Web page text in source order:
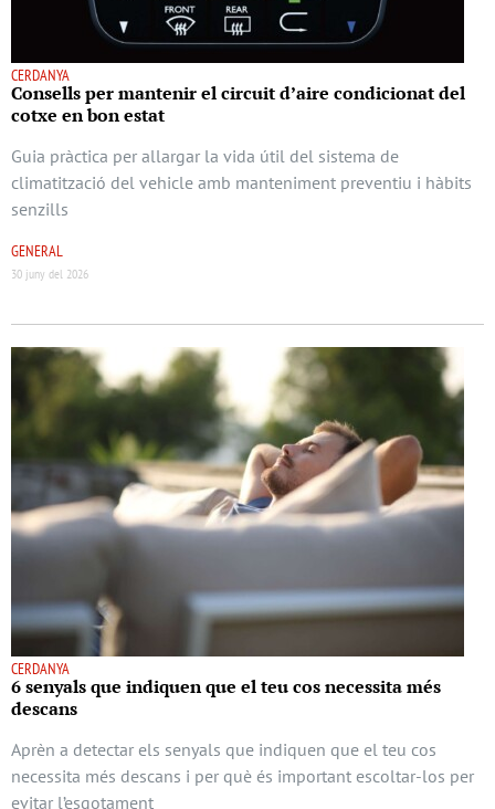
CERDANYA
Consells per mantenir el circuit d’aire condicionat del
cotxe en bon estat
Guia pràctica per allargar la vida útil del sistema de
climatització del vehicle amb manteniment preventiu i hàbits
senzills
GENERAL
30 juny del 2026
CERDANYA
6 senyals que indiquen que el teu cos necessita més
descans
Aprèn a detectar els senyals que indiquen que el teu cos
necessita més descans i per què és important escoltar-los per
evitar l’esgotament